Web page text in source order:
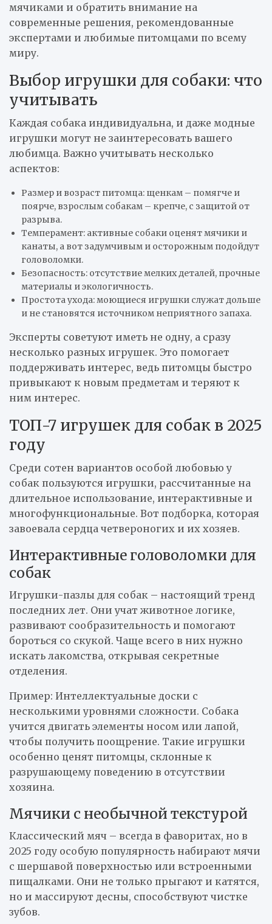
мячиками и обратить внимание на
современные решения, рекомендованные
экспертами и любимые питомцами по всему
миру.
Выбор игрушки для собаки: что
учитывать
Каждая собака индивидуальна, и даже модные
игрушки могут не заинтересовать вашего
любимца. Важно учитывать несколько
аспектов:
Размер и возраст питомца: щенкам – помягче и
поярче, взрослым собакам – крепче, с защитой от
разрыва.
Темперамент: активные собаки оценят мячики и
канаты, а вот задумчивым и осторожным подойдут
головоломки.
Безопасность: отсутствие мелких деталей, прочные
материалы и экологичность.
Простота ухода: моющиеся игрушки служат дольше
и не становятся источником неприятного запаха.
Эксперты советуют иметь не одну, а сразу
несколько разных игрушек. Это помогает
поддерживать интерес, ведь питомцы быстро
привыкают к новым предметам и теряют к
ним интерес.
ТОП-7 игрушек для собак в 2025
году
Среди сотен вариантов особой любовью у
собак пользуются игрушки, рассчитанные на
длительное использование, интерактивные и
многофункциональные. Вот подборка, которая
завоевала сердца четвероногих и их хозяев.
Интерактивные головоломки для
собак
Игрушки-пазлы для собак – настоящий тренд
последних лет. Они учат животное логике,
развивают сообразительность и помогают
бороться со скукой. Чаще всего в них нужно
искать лакомства, открывая секретные
отделения.
Пример: Интеллектуальные доски с
несколькими уровнями сложности. Собака
учится двигать элементы носом или лапой,
чтобы получить поощрение. Такие игрушки
особенно ценят питомцы, склонные к
разрушающему поведению в отсутствии
хозяина.
Мячики с необычной текстурой
Классический мяч – всегда в фаворитах, но в
2025 году особую популярность набирают мячи
с шершавой поверхностью или встроенными
пищалками. Они не только прыгают и катятся,
но и массируют десны, способствуют чистке
зубов.